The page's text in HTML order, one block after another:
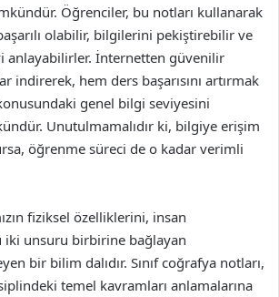
Öğrenciler, bu notları kullanarak
olabilir, bilgilerini pekiştirebilir ve
anlayabilirler. İnternetten güvenilir
indirerek, hem ders başarısını artırmak
genel bilgi seviyesini
Unutulmamalıdır ki, bilgiye erişim
öğrenme süreci de o kadar verimli
fiziksel özelliklerini, insan
unsuru birbirine bağlayan
bir bilim dalıdır. Sınıf coğrafya notları,
temel kavramları anlamalarına